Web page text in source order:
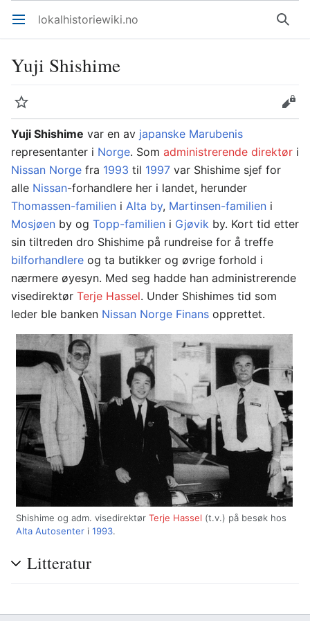
Åpne hovedmenyen lokalhistoriewiki.no Søk
Yuji Shishime
Overvåk
Rediger
Yuji Shishime var en av japanske Marubenis
representanter i Norge. Som administrerende direktør i
Nissan Norge fra 1993 til 1997 var Shishime sjef for
alle Nissan-forhandlere her i landet, herunder
Thomassen-familien i Alta by, Martinsen-familien i
Mosjøen by og Topp-familien i Gjøvik by. Kort tid etter
sin tiltreden dro Shishime på rundreise for å treffe
bilforhandlere og ta butikker og øvrige forhold i
nærmere øyesyn. Med seg hadde han administrerende
visedirektør Terje Hassel. Under Shishimes tid som
leder ble banken Nissan Norge Finans opprettet.
Shishime og adm. visedirektør Terje Hassel (t.v.) på besøk hos
Alta Autosenter i 1993.
Litteratur